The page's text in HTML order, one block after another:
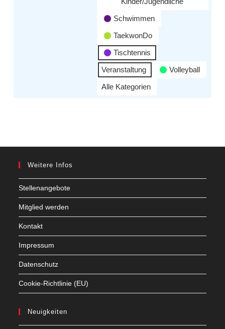
Schwimmen
TaekwonDo
Tischtennis
Veranstaltung
Volleyball
Alle Kategorien
Weitere Infos
Stellenangebote
Mitglied werden
Kontakt
Impressum
Datenschutz
Cookie-Richtlinie (EU)
Neuigkeiten